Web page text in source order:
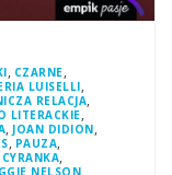
, CZARNE,
LUISELLI,
RELACJA,
LITERACKIE,
,JOAN DIDION,
, PAUZA,
CYRANKA,